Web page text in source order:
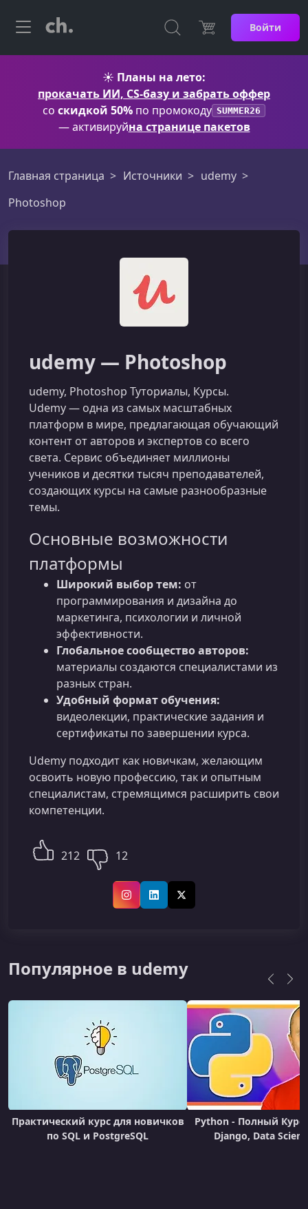
Войти
☀️ Планы на лето:
прокачать ИИ, CS-базу и забрать оффер
со скидкой 50% по промокоду SUMMER26
— активируйна странице пакетов
Главная страница Источники
udemy
Photoshop
udemy — Photoshop
udemy, Photoshop Туториалы, Курсы.
Udemy — одна из самых масштабных
платформ в мире, предлагающая обучающий
контент от авторов и экспертов со всего
света. Сервис объединяет миллионы
учеников и десятки тысяч преподавателей,
создающих курсы на самые разнообразные
темы.
Основные возможности
платформы
Широкий выбор тем: от
программирования и дизайна до
маркетинга, психологии и личной
эффективности.
Глобальное сообщество авторов:
материалы создаются специалистами из
разных стран.
Удобный формат обучения:
видеолекции, практические задания и
сертификаты по завершении курса.
Udemy подходит как новичкам, желающим
освоить новую профессию, так и опытным
специалистам, стремящимся расширить свои
компетенции.
212 12
InstagramLinkedInX (Twitter)
Популярное в udemy
Практический курс для новичков
по SQL и PostgreSQL
Python - Полный Курс
Django, Data